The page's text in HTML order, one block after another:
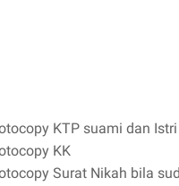
KTP suami dan Istri
KK
Surat Nikah bila